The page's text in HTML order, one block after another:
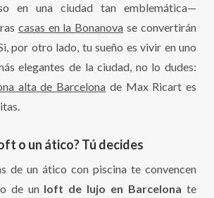
en una ciudad tan emblemática—
casas en la Bonanova se convertirán
por otro lado, tu sueño es vivir en uno
elegantes de la ciudad, no lo dudes:
alta de Barcelona de Max Ricart es
o un ático? Tú decides
de un ático con piscina te convencen
de un loft de lujo en Barcelona te